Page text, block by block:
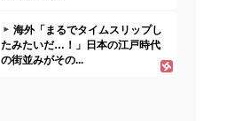
海外「まるでタイムスリップし
たみたいだ…！」日本の江戸時代
の街並みがその...